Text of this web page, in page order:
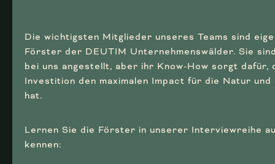
Die wichtigsten Mitglieder unseres Teams sind
Förster der DEUTIM Unternehmenswälder. Sie
bei uns angestellt, aber ihr Know-How sorgt dafür,
Investition den maximalen Impact für die Natur und
hat.
Lernen Sie die Förster in unserer Interviewreihe
kennen: